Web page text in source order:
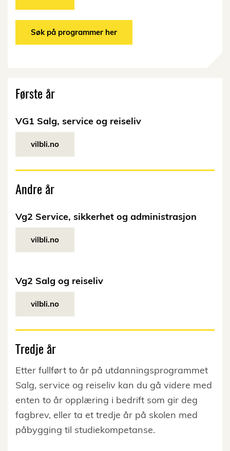
Søk på programmer her
Første år
VG1 Salg, service og reiseliv
vilbli.no
Andre år
Vg2 Service, sikkerhet og administrasjon
vilbli.no
Vg2 Salg og reiseliv
vilbli.no
Tredje år
Etter fullført to år på utdanningsprogrammet
Salg, service og reiseliv kan du gå videre med
enten to år opplæring i bedrift som gir deg
fagbrev, eller ta et tredje år på skolen med
påbygging til studiekompetanse.